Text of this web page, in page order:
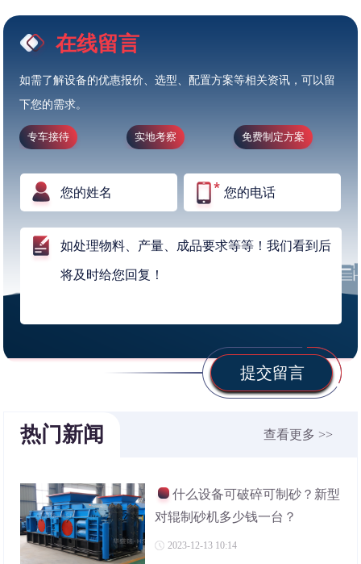
在线留言
如需了解设备的优惠报价、选型、配置方案等相关资讯，可以留
下您的需求。
专车接待 实地考察 免费制定方案
提交留言
热门新闻 查看更多 >>
什么设备可破碎可制砂？新型
对辊制砂机多少钱一台？
2023-12-13 10:14